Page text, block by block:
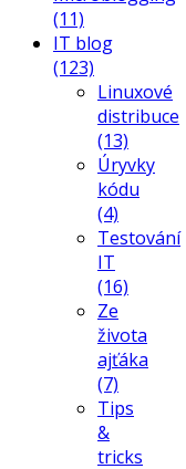
(11)
IT blog
(123)
Linuxové
distribuce
(13)
Úryvky
kódu
(4)
Testování
IT
(16)
Ze
života
ajťáka
(7)
Tips
&
tricks